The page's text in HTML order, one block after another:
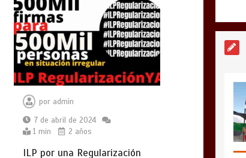
por admin
7 de abril de 2024
1 min
2 años
ILP por una Regularización